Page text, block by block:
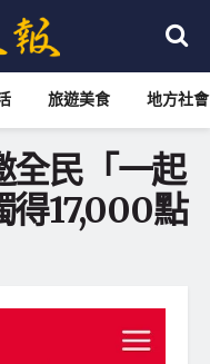
旅遊美食 地方社會
全民「一起
得17,000點